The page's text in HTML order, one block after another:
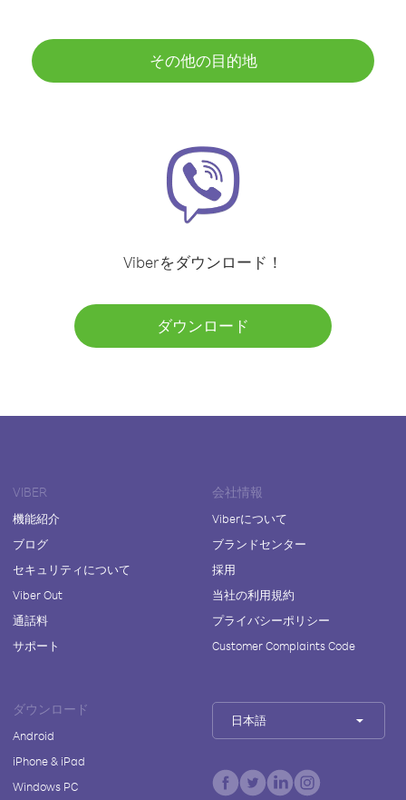
その他の目的地
Viberをダウンロード！
ダウンロード
VIBER
機能紹介
ブログ
セキュリティについて
Viber Out
通話料
サポート
会社情報
Viberについて
ブランドセンター
採用
当社の利用規約
プライバシーポリシー
Customer Complaints Code
ダウンロード
Android
iPhone & iPad
Windows PC
日本語